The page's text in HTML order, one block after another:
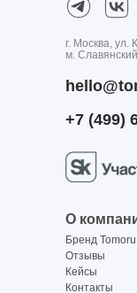
г. Москва, ул.
м.
+7 (499)
О
Бренд Tomoru
Контакты
Отзывы
Кейсы